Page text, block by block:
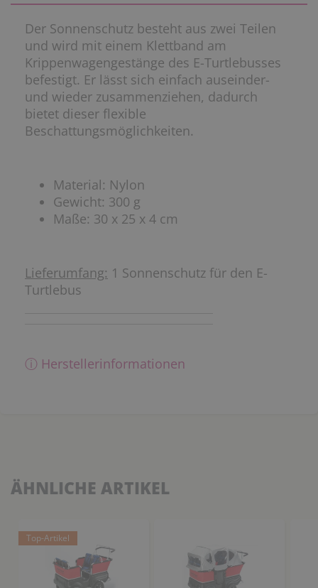
Der Sonnenschutz besteht aus zwei Teilen
und wird mit einem Klettband am
Krippenwagengestänge des E-Turtlebusses
befestigt. Er lässt sich einfach auseinder-
und wieder zusammenziehen, dadurch
bietet dieser flexible
Beschattungsmöglichkeiten.
Material: Nylon
Gewicht: 300 g
Maße: 30 x 25 x 4 cm
Lieferumfang: 1 Sonnenschutz für den E-
Turtlebus
ⓘ Herstellerinformationen
ÄHNLICHE ARTIKEL
Top-Artikel